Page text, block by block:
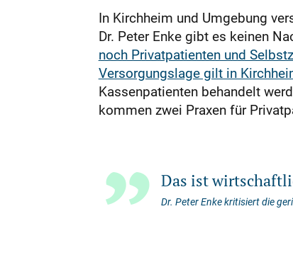
In Kirchheim und Umgebung
Dr. Peter Enke gibt es keinen
noch Privatpatienten und
Versorgungslage gilt in
Kassenpatienten behandelt
kommen zwei Praxen für
Das ist
Dr. Peter Enke kritisiert die